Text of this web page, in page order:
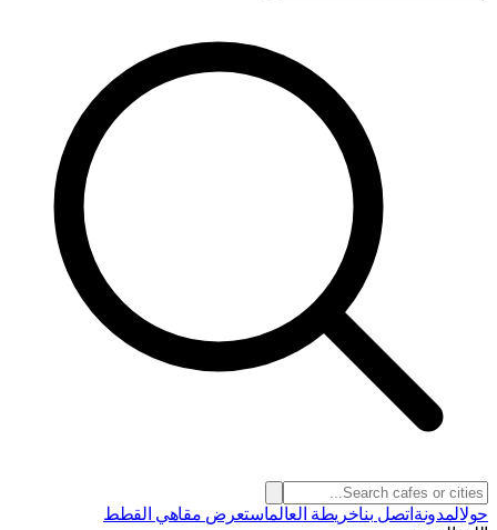
حولالمدونة اتصل بناخريطة العالماستعرض مقاهي القطط